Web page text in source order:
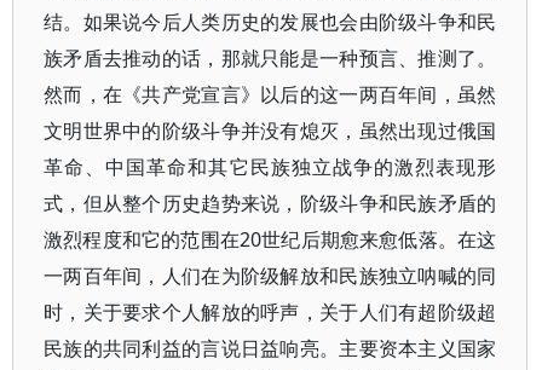
结。如果说今后人类历史的发展也会由阶级斗争和民
族矛盾去推动的话，那就只能是一种预言、推测了。
然而，在《共产党宣言》以后的这一两百年间，虽然
文明世界中的阶级斗争并没有熄灭，虽然出现过俄国
革命、中国革命和其它民族独立战争的激烈表现形
式，但从整个历史趋势来说，阶级斗争和民族矛盾的
激烈程度和它的范围在20世纪后期愈来愈低落。在这
一两百年间，人们在为阶级解放和民族独立呐喊的同
时，关于要求个人解放的呼声，关于人们有超阶级超
民族的共同利益的言说日益响亮。主要资本主义国家